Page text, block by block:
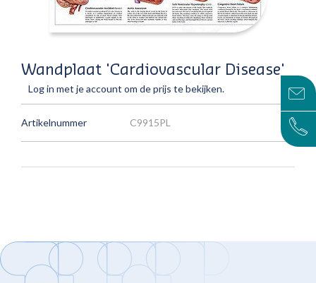
Wandplaat 'Cardiovascular Disease'
Log in met je account om de prijs te bekijken.
Artikelnummer C9915PL